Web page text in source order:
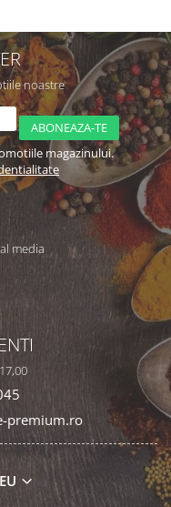
noastre
magazinului.
media
premium.ro